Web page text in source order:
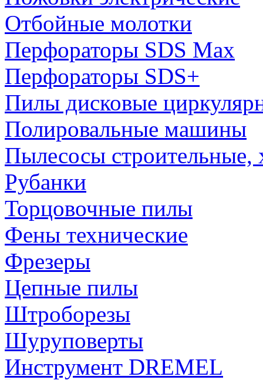
Отбойные молотки
Перфораторы SDS Max
Перфораторы SDS+
Пилы дисковые
Полировальные машины
Пылесосы строительные,
Рубанки
Торцовочные пилы
Фены технические
Фрезеры
Цепные пилы
Штроборезы
Шуруповерты
Инструмент DREMEL